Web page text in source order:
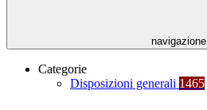
navigazione
Categorie
Disposizioni generali 1465